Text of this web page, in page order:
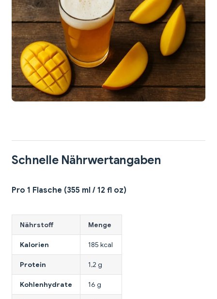
Schnelle Nährwertangaben
Pro 1 Flasche (355 ml / 12 fl oz)
Nährstoff Menge
Kalorien 185 kcal
Protein 1,2 g
Kohlenhydrate 16 g